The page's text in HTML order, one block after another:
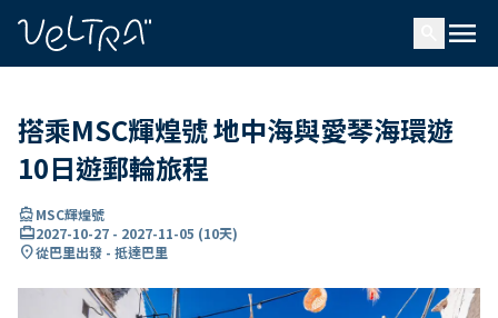
menu
搭乘MSC輝煌號 地中海與愛琴海環遊
10日遊郵輪旅程
directions_boatMSC輝煌號
card_travel2027-10-27 - 2027-11-05 (10天)
location_on從巴里出發 - 抵達巴里